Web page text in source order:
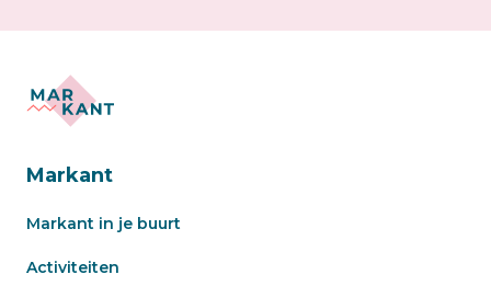
Markant
Markant in je buurt
Activiteiten